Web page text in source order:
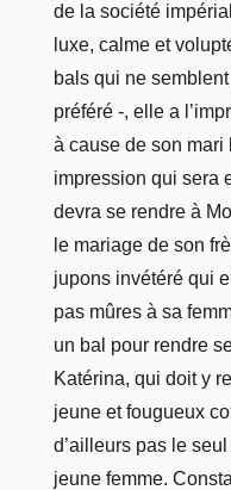
de la société
luxe, calme et
bals qui ne
préféré -, elle a
à cause de son mari
impression qui sera
devra se rendre à
le mariage de son
jupons invétéré qui
pas mûres à sa
un bal pour rendre
Katérina, qui doit y
jeune et fougueux
d’ailleurs pas le
jeune femme.